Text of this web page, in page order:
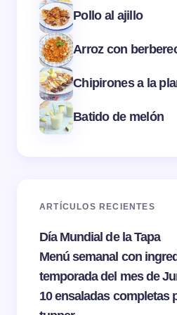
Pollo al ajillo
Arroz con
Chipirones a la
Batido de melón
ARTÍCULOS RECIENTES
Día Mundial de la Tapa
Menú semanal con
temporada del mes de
10 ensaladas completas